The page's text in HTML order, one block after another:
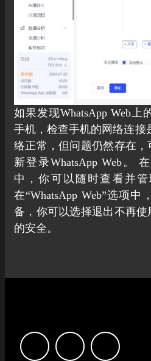
如果发现WhatsApp Web上
手机，检查手机的网络连接
络正常，但问题仍然存在
新登录WhatsApp Web。
中，你可以随时查看并管
在“WhatsApp Web”选项
备，你可以选择退出不再
的安全。